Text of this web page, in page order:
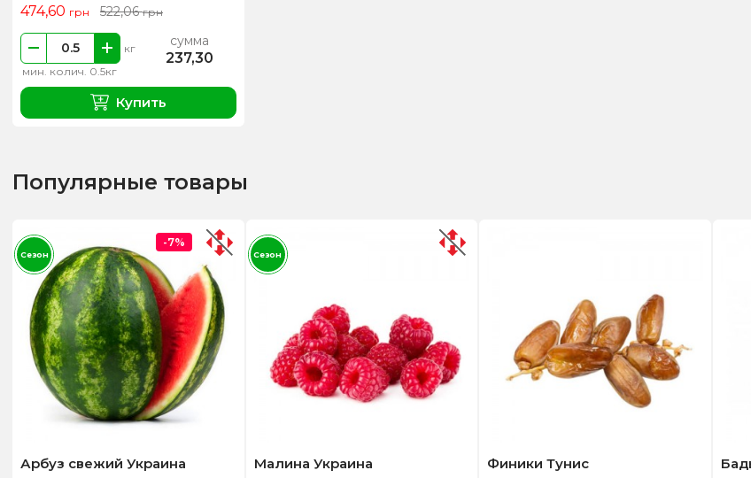
474,60 грн 522,06грн
мин. колич. 0.5кг
кг сумма
237,30
Купить
Популярные товары
Арбуз свежий Украина
-7%
Сезон
Малина Украина
Сезон
Финики Тунис